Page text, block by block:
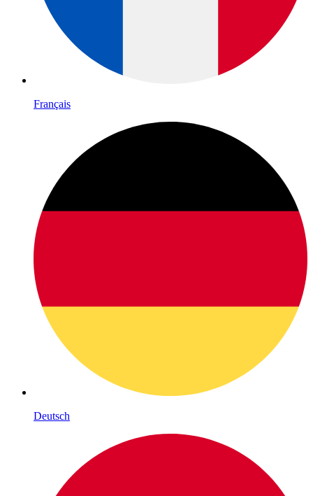
Français
Deutsch